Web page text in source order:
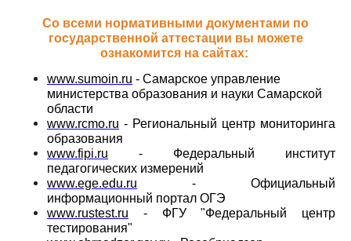
Со всеми нормативными документами по
государственной аттестации вы можете
ознакомится на сайтах:
www.sumoin.ru - Самарское управление
министерства образования и науки Самарской
области
www.rcmo.ru - Региональный центр мониторинга
образования
www.fipi.ru - Федеральный институт
педагогических измерений
www.ege.edu.ru - Официальный
информационный портал ОГЭ
www.rustest.ru - ФГУ "Федеральный центр
тестирования"